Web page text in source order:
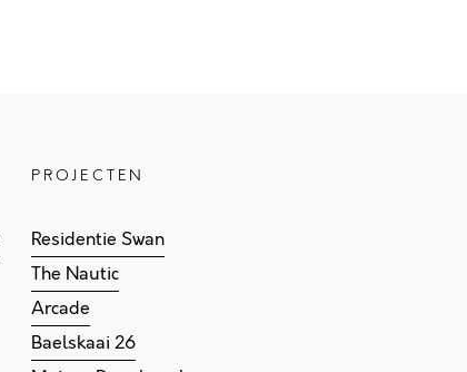
PROJECTEN
Residentie Swan
The Nautic
Arcade
Baelskaai 26